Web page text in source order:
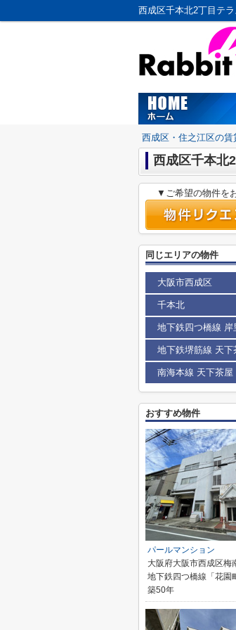
西成区千本北2丁目テ
西成区・住之江区の
西成区千本北
▼ご希望の物件を
同じエリアの物件
大阪市西成区
千本北
地下鉄四つ橋線 岸
地下鉄堺筋線 天下
南海本線 天下茶屋
おすすめ物件
パールマンション
大阪府大阪市西成区梅
地下鉄四つ橋線「花園
築50年